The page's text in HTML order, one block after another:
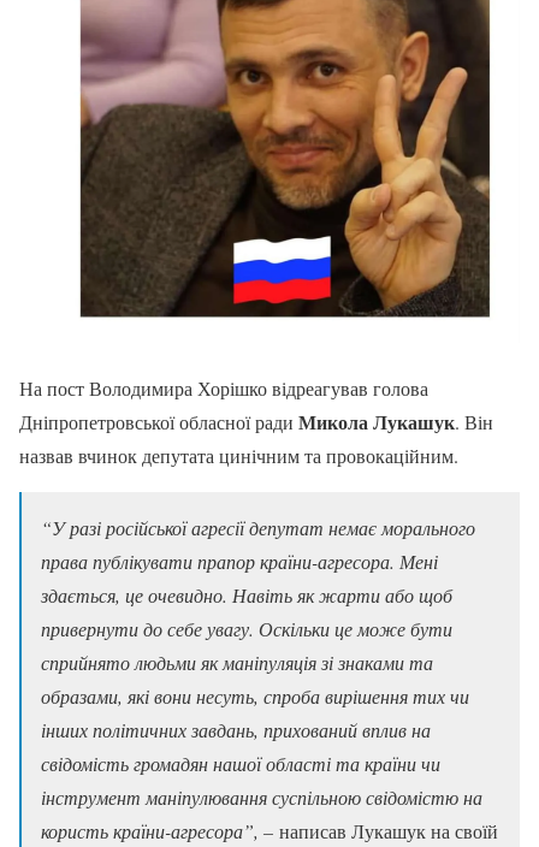
На пост Володимира Хорішко відреагував голова
Дніпропетровської обласної ради Микола Лукашук. Він
назвав вчинок депутата цинічним та провокаційним.
“У разі російської агресії депутат немає морального
права публікувати прапор країни-агресора. Мені
здається, це очевидно. Навіть як жарти або щоб
привернути до себе увагу. Оскільки це може бути
сприйнято людьми як маніпуляція зі знаками та
образами, які вони несуть, спроба вирішення тих чи
інших політичних завдань, прихований вплив на
свідомість громадян нашої області та країни чи
інструмент маніпулювання суспільною свідомістю на
користь країни-агресора”, – написав Лукашук на своїй